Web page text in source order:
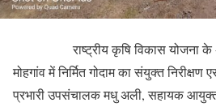
राष्ट्रीय कृषि विकास योजना के
मोहगांव में निर्मित गोदाम का संयुक्त निरीक्षण
प्रभारी उपसंचालक मधु अली, सहायक